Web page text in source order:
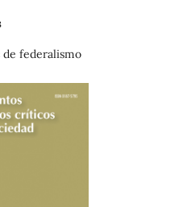
de federalismo